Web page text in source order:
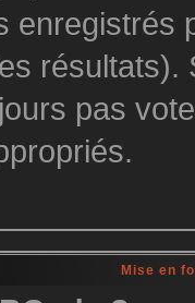
enregistrés
pas
Mise en